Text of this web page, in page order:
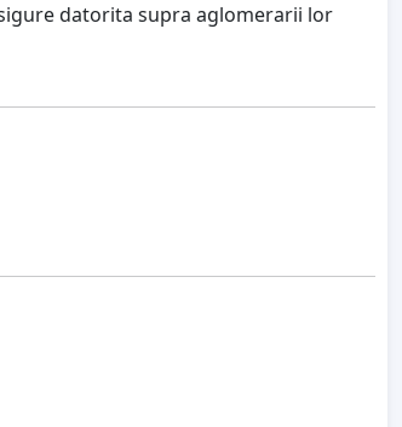
datorita supra aglomerarii lor